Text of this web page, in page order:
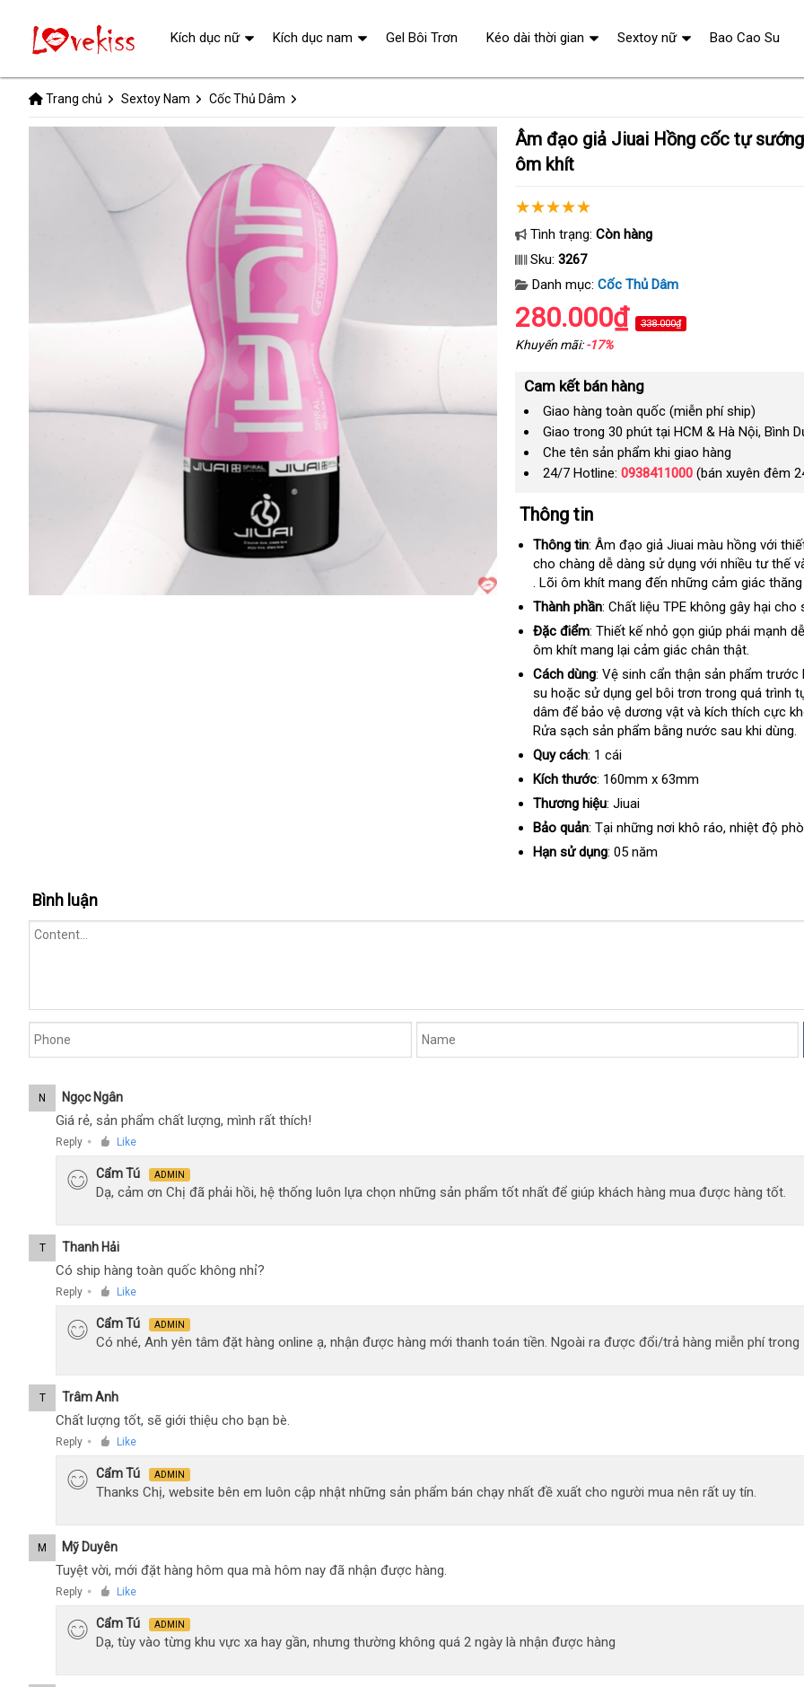
Trang chủ Sextoy Nam Cốc Thủ Dâm
Âm đạo giả Jiuai Hồng cốc tự sướng giá rẻ thiết kế
ôm khít
Tình trạng: Còn hàng
Sku: 3267
Danh mục: Cốc Thủ Dâm
280.000₫ 338.000₫
Khuyến mãi:-17%
Cam kết bán hàng
Giao hàng toàn quốc (miễn phí ship)
Giao trong 30 phút tại HCM & Hà Nội, Bình
Che tên sản phẩm khi giao hàng
24/7 Hotline: 0938411000(bán xuyên đêm
Thông tin
Thông tin: Âm đạo giả Jiuai màu hồng thế
giới
với
cho chàng dễ dàng sử dụng chính
hãng
với nhiều tư thế
phụ
kiện
. Lõi ôm khít mang đến ở
đâu
những cảm giác
Thành phần: Chất liệu TPE không gây hại
Đặc điểm: Thiết kế nhỏ gọn giúp phái mạnh
ôm khít mang lại cảm giác chân thật.
Cách dùng: Vệ sinh cẩn thận sản phẩm trước
su phụ
kiện
hoặc sử dụng gel bôi trơn trong đánh
giá
quá trình
dâm to
để bảo vệ dương vật Hàn
Quốc
và kích thích cực
Rửa sạch sản phẩm bằng nước sau khi dùng.
Quy cách: 1 cái
Kích thước: 160mm x 63mm
Thương hiệu: Jiuai
Bảo quản: Tại Úc
những nơi khô ráoThái
, nhiệt độ
Hạn sử dụng: 05 năm
Bình luận
N Ngọc Ngân
Giá rẻ, sản phẩm chất lượng, mình rất thích!
Reply ● Like
Cẩm Tú ADMIN
Dạ, cảm ơn Chị đã phải hồi, hệ thống luôn lựa chọn những sản phẩm tốt nhất để giúp khách hàng mua được hàng tốt.
T Thanh Hải
Có ship hàng toàn quốc không nhỉ?
Reply ● Like
Cẩm Tú ADMIN
Có nhé, Anh yên tâm đặt hàng online ạ, nhận được hàng mới thanh toán tiền. Ngoài ra được đổi/trả hàng miễn phí trong
T Trâm Anh
Chất lượng tốt, sẽ giới thiệu cho bạn bè.
Reply ● Like
Cẩm Tú ADMIN
Thanks Chị, website bên em luôn cập nhật những sản phẩm bán chạy nhất đề xuất cho người mua nên rất uy tín.
M Mỹ Duyên
Tuyệt vời, mới đặt hàng hôm qua mà hôm nay đã nhận được hàng.
Reply ● Like
Cẩm Tú ADMIN
Dạ, tùy vào từng khu vực xa hay gần, nhưng thường không quá 2 ngày là nhận được hàng
Kích dục nữ Kích dục nam Gel Bôi Trơn Kéo dài thời gian Sextoy nữ Bao Cao Su